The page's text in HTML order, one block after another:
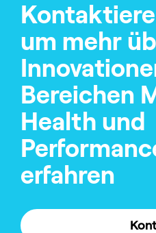
um mehr
Bereichen
Health und
erfahren